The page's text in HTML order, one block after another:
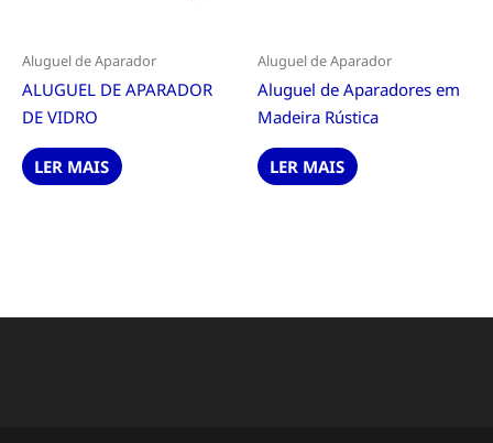
Aluguel de Aparador
ALUGUEL DE APARADOR
DE VIDRO
LER MAIS
Aluguel de Aparador
Aluguel de Aparadores em
Madeira Rústica
LER MAIS